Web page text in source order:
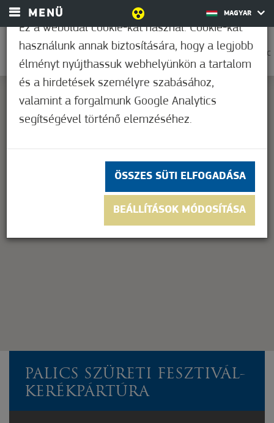
MENÜ MAGYAR
0
25,6°C
This page can't load Google Maps correctly.
Do you own this website? OK
PALICS SZÜRETI FESZTIVÁL-
KERÉKPÁRTÚRA
Ez a weboldal cookie-kat használ. Cookie-kat
használunk annak biztosítására, hogy a legjobb
élményt nyújthassuk webhelyünkön a tartalom
és a hirdetések személyre szabásához,
valamint a forgalmunk Google Analytics
segítségével történő elemzéséhez.
ÖSSZES SÜTI ELFOGADÁSA
BEÁLLÍTÁSOK MÓDOSÍTÁSA